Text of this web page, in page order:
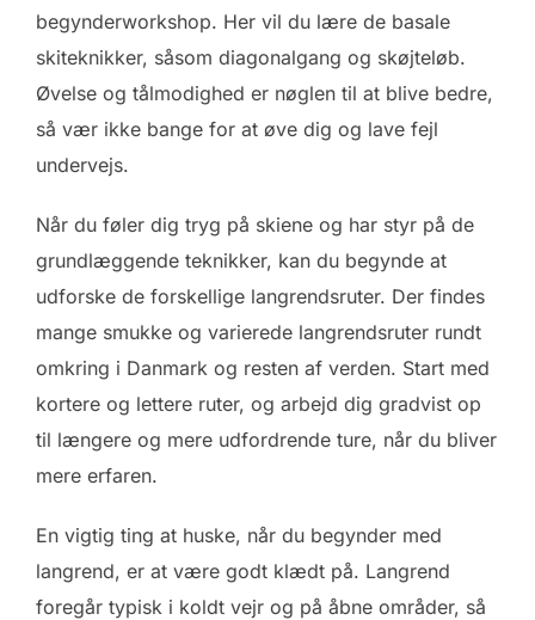
begynderworkshop. Her vil du lære de basale
skiteknikker, såsom diagonalgang og skøjteløb.
Øvelse og tålmodighed er nøglen til at blive bedre,
så vær ikke bange for at øve dig og lave fejl
undervejs.
Når du føler dig tryg på skiene og har styr på de
grundlæggende teknikker, kan du begynde at
udforske de forskellige langrendsruter. Der findes
mange smukke og varierede langrendsruter rundt
omkring i Danmark og resten af verden. Start med
kortere og lettere ruter, og arbejd dig gradvist op
til længere og mere udfordrende ture, når du bliver
mere erfaren.
En vigtig ting at huske, når du begynder med
langrend, er at være godt klædt på. Langrend
foregår typisk i koldt vejr og på åbne områder, så